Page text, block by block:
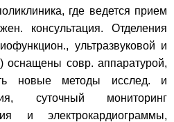
где ведется прием
консультация. Отделения
ультразвуковой и
оснащены совр. аппаратурой,
новые методы исслед. и
суточный мониторинг
и электрокардиограммы,